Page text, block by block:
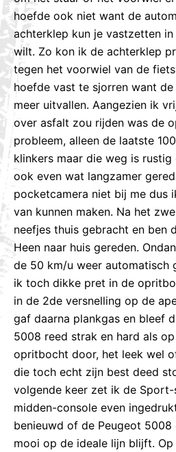
hoefde ook niet want de
achterklep kun je vastzetten
wilt. Zo kon ik de achterklep
tegen het voorwiel van de
hoefde vast te sjorren want
meer uitvallen. Aangezien ik
over asfalt zou rijden was de
probleem, alleen de laatste
klinkers maar die weg is
ook even wat langzamer
pocketcamera niet bij me dus
van kunnen maken. Na het
neefjes thuis gebracht en ben
Heen naar huis gereden.
de 50 km/u weer automatisch
ik toch dikke pret in de
in de 2de versnelling op de
gaf daarna plankgas en bleef
5008 reed strak en hard als
opritbocht door, het leek wel
die toch echt zijn best deed
volgende keer zet ik de
midden-console even
benieuwd of de Peugeot
mooi op de ideale lijn blijft.